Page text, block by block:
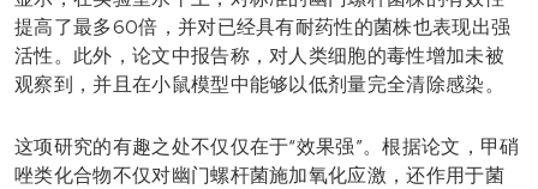
提高了最多60倍，并对已经具有耐药性的菌株也表现出强
活性。此外，论文中报告称，对人类细胞的毒性增加未被
观察到，并且在小鼠模型中能够以低剂量完全清除感染。
这项研究的有趣之处不仅仅在于“效果强”。根据论文，甲硝
唑类化合物不仅对幽门螺杆菌施加氧化应激，还作用于菌